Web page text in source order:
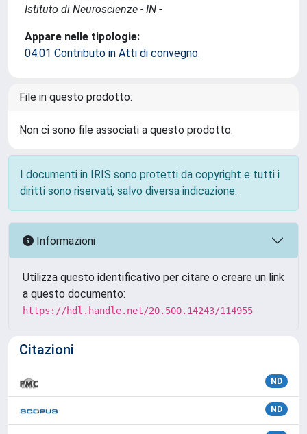
Istituto di Neuroscienze - IN -
Appare nelle tipologie:
04.01 Contributo in Atti di convegno
File in questo prodotto:
Non ci sono file associati a questo prodotto.
I documenti in IRIS sono protetti da copyright e tutti i
diritti sono riservati, salvo diversa indicazione.
Informazioni
Utilizza questo identificativo per citare o creare un link
a questo documento:
https://hdl.handle.net/20.500.14243/114955
Citazioni
ND
ND